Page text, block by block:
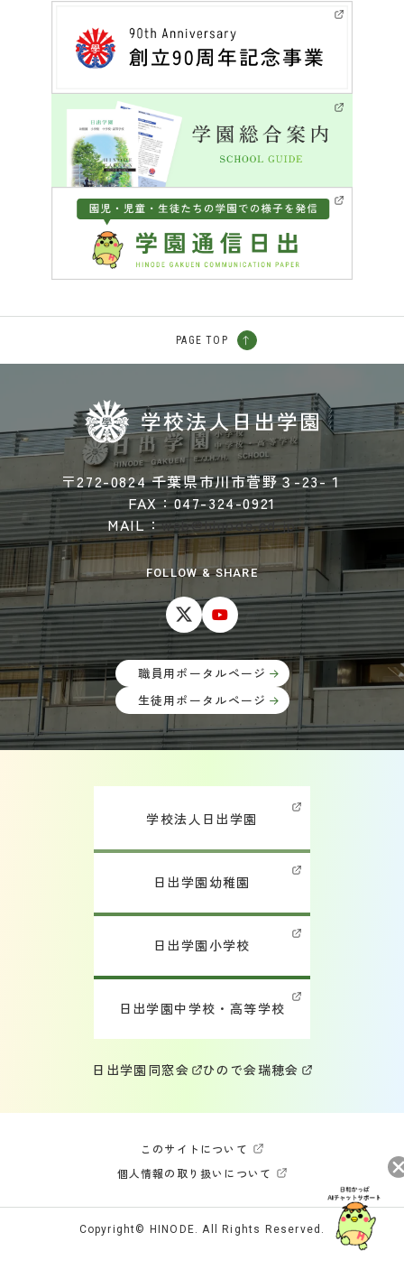
PAGE TOP
〒272-0824 千葉県市川市菅野３-23-１
FAX：047-324-0921
MAIL：web@hinode.ed.jp
FOLLOW & SHARE
職員用ポータルページ
生徒用ポータルページ
学校法人日出学園
日出学園幼稚園
日出学園小学校
日出学園中学校・高等学校
日出学園同窓会 ひので会瑞穂会
このサイトについて
個人情報の取り扱いについて
Copyright© HINODE. All Rights Reserved.